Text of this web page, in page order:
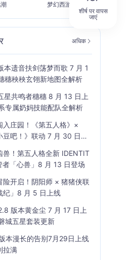
梦幻西游
अधिक
本遗音扶剑荡梦而歌 7 月 1
穗秧秧玄翎新地图全解析
星共鸣者穗穗 8 月 13 日上
专属奶妈技能配队全解析
入庄园！《第五人格》×
豆吧！》联动 7 月 30 日开
兽！第五人格全新 IDENTIT
者「心兽」8 月 13 日登场
险开启！阴阳师 × 猪猪侠联
纪」8 月 5 日上线
版本黄金尘 7 月 17 日上
城五星套装更新
本漫长的告别7月29日上线
拉满
शीर्ष पर वापस
जाएं